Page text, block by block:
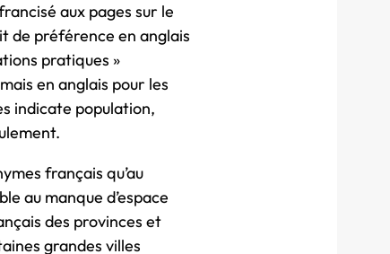
aux pages sur le
de préférence en anglais
pratiques »
en anglais pour les
indicate population,
français qu’au
au manque d’espace
des provinces et
grandes villes